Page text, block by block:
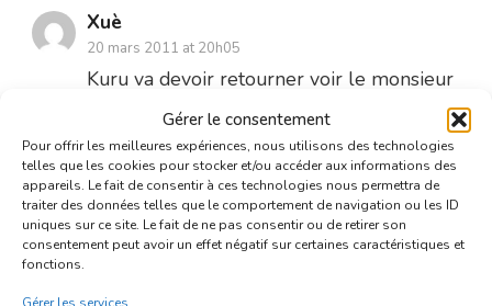
Gérer le consentement
Pour offrir les meilleures expériences, nous utilisons des technologies
telles que les cookies pour stocker et/ou accéder aux informations des
appareils. Le fait de consentir à ces technologies nous permettra de
traiter des données telles que le comportement de navigation ou les ID
uniques sur ce site. Le fait de ne pas consentir ou de retirer son
consentement peut avoir un effet négatif sur certaines caractéristiques et
fonctions.
Gérer les services
Xuè
20 mars 2011 at 20h05
Kuru va devoir retourner voir le monsieur
de la jardinerie-animalerie (ou usine à
animaux) et lui prendre de la nourriture…
Oublie pas hein! Bon-jour!
Connectez-vous pour répondre